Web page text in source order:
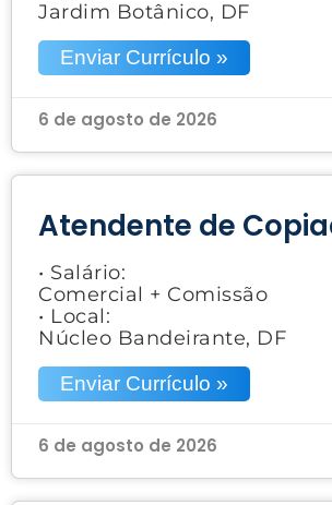
Jardim Botânico, DF
Enviar Currículo »
6 de agosto de 2026
Atendente de
• Salário:
Comercial + Comissão
• Local:
Núcleo Bandeirante, DF
Enviar Currículo »
6 de agosto de 2026